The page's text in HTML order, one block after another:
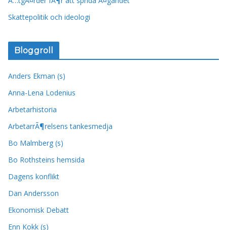
Skattepolitik och ideologi
Bloggroll
Anders Ekman (s)
Anna-Lena Lodenius
Arbetarhistoria
ArbetarrÃ¶relsens tankesmedja
Bo Malmberg (s)
Bo Rothsteins hemsida
Dagens konflikt
Dan Andersson
Ekonomisk Debatt
Enn Kokk (s)